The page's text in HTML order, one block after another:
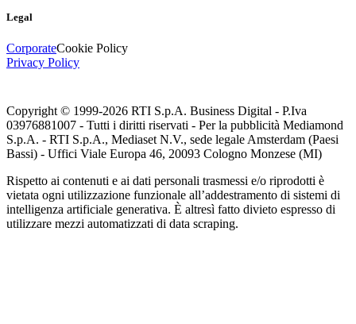
Legal
CorporateCookie Policy
Privacy Policy
Copyright © 1999-2026 RTI S.p.A. Business Digital - P.Iva
03976881007 - Tutti i diritti riservati - Per la pubblicità Mediamond
S.p.A. - RTI S.p.A., Mediaset N.V., sede legale Amsterdam (Paesi
Bassi) - Uffici Viale Europa 46, 20093 Cologno Monzese (MI)
Rispetto ai contenuti e ai dati personali trasmessi e/o riprodotti è
vietata ogni utilizzazione funzionale all’addestramento di sistemi di
intelligenza artificiale generativa. È altresì fatto divieto espresso di
utilizzare mezzi automatizzati di data scraping.